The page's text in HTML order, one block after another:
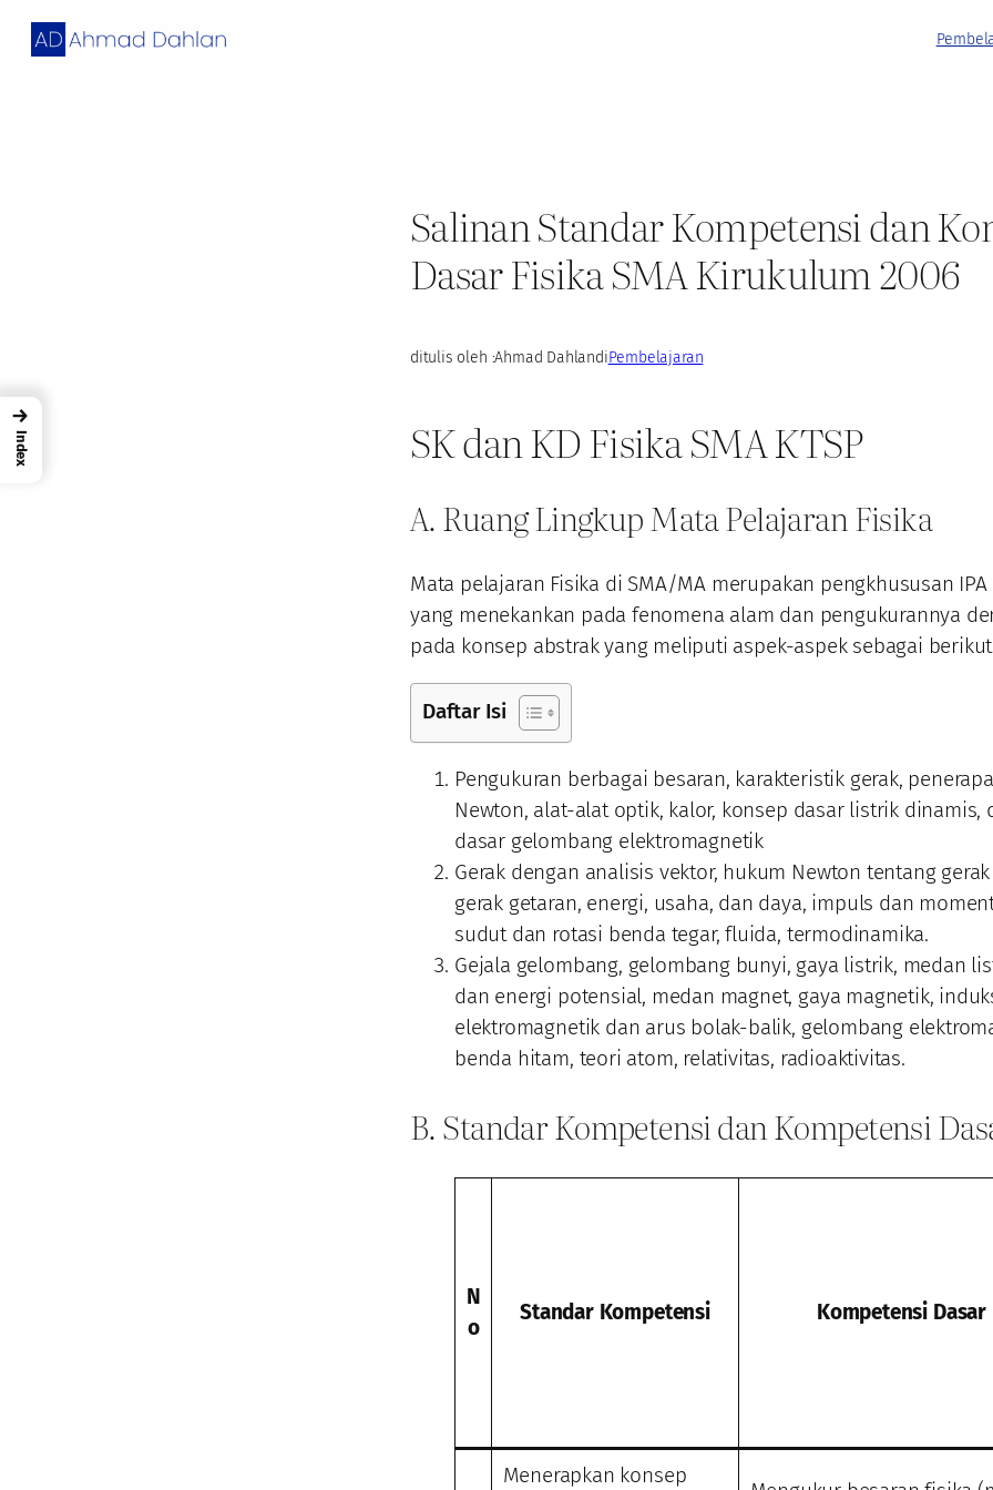
Skip
Salinan Standar Kompetensi dan
Dasar Fisika SMA Kirukulum 2006
ditulis oleh :Ahmad DahlandiPembelajaran
SK dan KD Fisika SMA KTSP
A. Ruang Lingkup Mata Pelajaran Fisika
Mata pelajaran Fisika di SMA/MA merupakan pengkhususan IPA
yang menekankan pada fenomena alam dan pengukurannya
pada konsep abstrak yang meliputi aspek-aspek sebagai
Daftar Isi
Pengukuran berbagai besaran, karakteristik gerak,
Newton, alat-alat optik, kalor, konsep dasar listrik dinamis,
dasar gelombang elektromagnetik
Gerak dengan analisis vektor, hukum Newton tentang
gerak getaran, energi, usaha, dan daya, impuls dan
sudut dan rotasi benda tegar, fluida, termodinamika.
Gejala gelombang, gelombang bunyi, gaya listrik, medan
dan energi potensial, medan magnet, gaya magnetik,
elektromagnetik dan arus bolak-balik, gelombang
benda hitam, teori atom, relativitas, radioaktivitas.
B. Standar Kompetensi dan Kompetensi
N
o
Standar Kompetensi Kompetensi Dasar
Menerapkan konsep
→
Index